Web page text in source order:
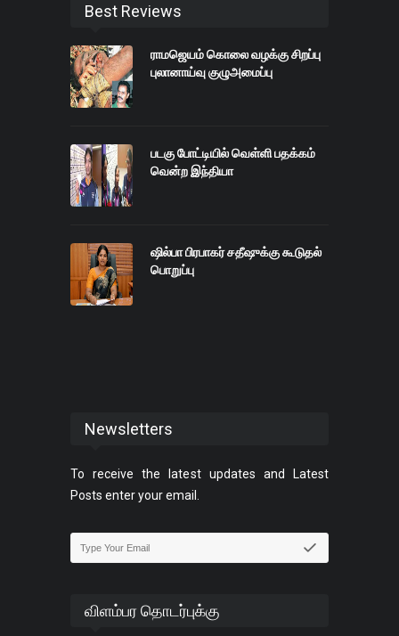
Best Reviews
ராமஜெயம் கொலை வழக்கு சிறப்பு
புலானாய்வு குழுஅமைப்பு
படகு போட்டியில் வெள்ளி பதக்கம்
வென்ற இந்தியா
ஷில்பா பிரபாகர் சதீஷுக்கு கூடுதல்
பொறுப்பு
Newsletters
To receive the latest updates and Latest
Posts enter your email.
விளம்பர தொடர்புக்கு